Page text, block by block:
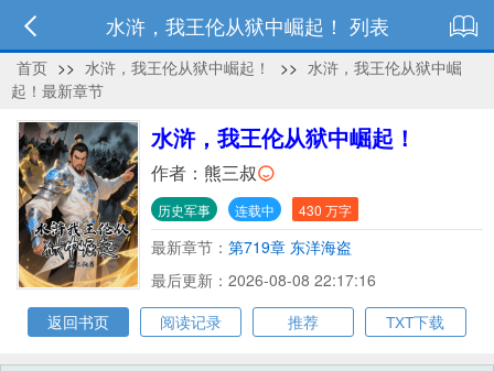
水浒，我王伦从狱中崛起！ 列表
首页 >> 水浒，我王伦从狱中崛起！ >> 水浒，我王伦从狱中崛
起！最新章节
水浒，我王伦从狱中崛起！
作者： 熊三叔
历史军事 连载中 430 万字
最新章节： 第719章 东洋海盗
最后更新：2026-08-08 22:17:16
返回书页
阅读记录 推荐 TXT下载